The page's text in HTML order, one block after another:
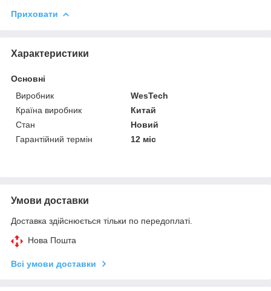
Приховати
Характеристики
Основні
Виробник
WesTech
Країна виробник
Китай
Стан
Новий
Гарантійний термін
12 міс
Умови доставки
Доставка здійснюється тільки по передоплаті.
Нова Пошта
Всі умови доставки